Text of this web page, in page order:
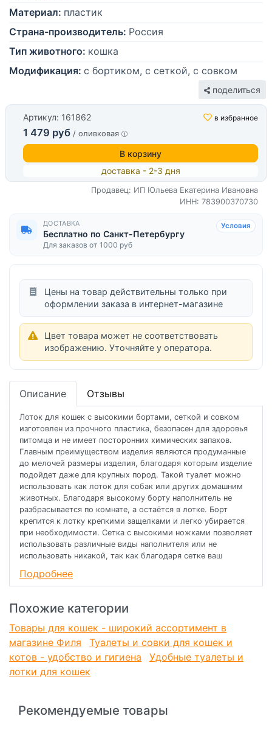
Материал: пластик
Страна-производитель: Россия
Тип животного: кошка
Модификация: с бортиком, с сеткой, с совком
поделиться
Артикул: 161862 в избранное
1 479 руб / оливковая
В корзину
доставка - 2-3 дня
Продавец: ИП Юльева Екатерина Ивановна
ИНН: 783900370730
ДОСТАВКА
Бесплатно по Санкт-Петербургу
Для заказов от 1000 руб
Условия
Цены на товар действительны только при
оформлении заказа в интернет-магазине
Цвет товара может не соответствовать
изображению. Уточняйте у оператора.
Описание Отзывы
Лоток для кошек с высокими бортами, сеткой и совком
изготовлен из прочного пластика, безопасен для здоровья
питомца и не имеет посторонних химических запахов.
Главным преимуществом изделия являются продуманные
до мелочей размеры изделия, благодаря которым изделие
подойдет даже для крупных пород. Такой туалет можно
использовать как лоток для собак или других домашним
животных. Благодаря высокому борту наполнитель не
разбрасывается по комнате, а остаётся в лотке. Борт
крепится к лотку крепкими защелками и легко убирается
при необходимости. Сетка с высокими ножками позволяет
использовать различные виды наполнителя или не
использовать никакой, так как благодаря сетке ваш
совок, который удобно крепится на борте изделия.
интерьер.
Подробнее
Похожие категории
Товары для кошек - широкий ассортимент в
магазине Филя
Туалеты и совки для кошек и
котов - удобство и гигиена
Удобные туалеты и
лотки для кошек
Рекомендуемые товары